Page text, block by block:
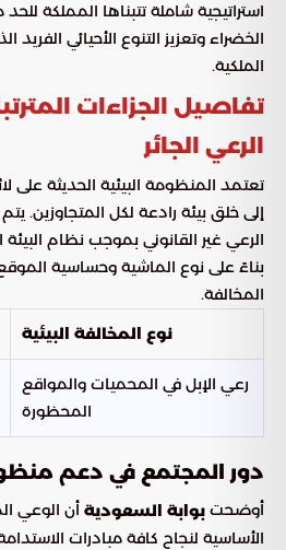
استراتيجية شاملة تتبناها المملكة
الخضراء وتعزيز التنوع الأحيائي
الملكية.
تفاصيل الجزاءات
الرعي الجائر
تعتمد المنظومة البيئية الحديثة
إلى خلق بيئة رادعة لكل المتجاوزين.
الرعي غير القانوني بموجب نظام
بناءً على نوع الماشية وحساسية
المخالفة.
نوع المخالفة البيئية
رعي الإبل في المحميات والمواقع
المحظورة
دور المجتمع في دعم
أوضحت بوابة السعودية أن الوعي
الأساسية لنجاح كافة مبادرات